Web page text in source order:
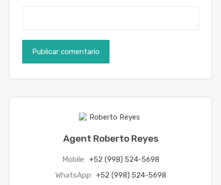
Agent Roberto Reyes
Mobile: +52 (998) 524-5698
WhatsApp: +52 (998) 524-5698